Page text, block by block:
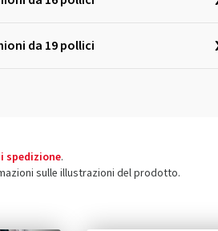
da 19 pollici
spedizione.
sulle illustrazioni del prodotto.